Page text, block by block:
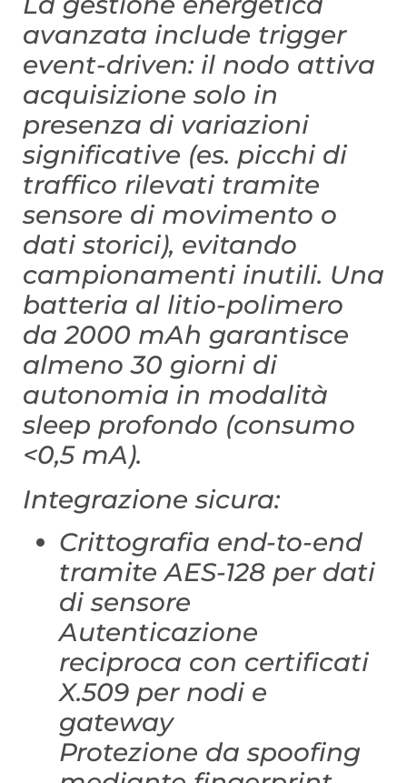
avanzata include trigger
event-driven: il nodo attiva
acquisizione solo in
presenza di variazioni
significative (es. picchi di
traffico rilevati tramite
sensore di movimento o
dati storici), evitando
campionamenti inutili. Una
batteria al litio-polimero
da 2000 mAh garantisce
almeno 30 giorni di
autonomia in modalità
sleep profondo (consumo
<0,5 mA).
Integrazione sicura:
Crittografia end-to-end
tramite AES-128 per dati
di sensore
Autenticazione
reciproca con certificati
X.509 per nodi e
gateway
Protezione da spoofing